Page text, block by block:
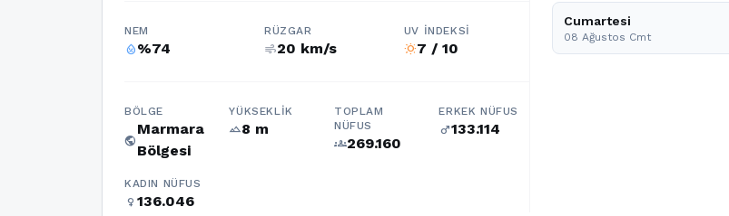
NEM
humidity_percentage%74
RÜZGAR
air20 km/s
UV İNDEKSI
wb_sunny7 / 10
BÖLGE
public
Marmara
Bölgesi
YÜKSEKLIK
terrain8 m
TOPLAM
NÜFUS
groups269.160
ERKEK NÜFUS
male133.114
KADIN NÜFUS
female 136.046
Cumartesi
08 Ağustos Cmt